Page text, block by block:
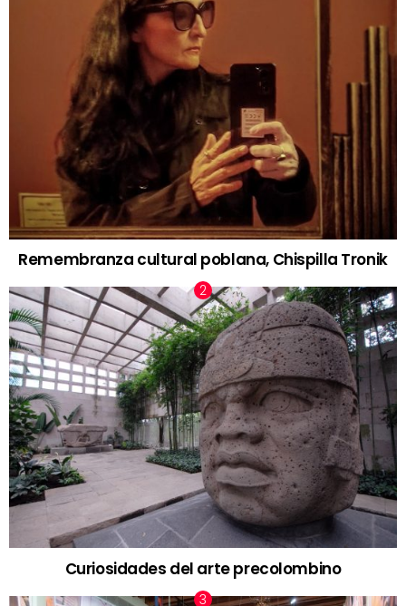
Remembranza cultural poblana, Chispilla Tronik
Curiosidades del arte precolombino